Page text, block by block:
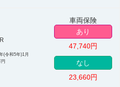
(令和5年)1月
車両保険
あり
47,740円
なし
23,660円